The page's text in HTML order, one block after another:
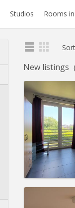
Studios Rooms
Sort
New listings
Practical
Rent:620 €
Charges:150
Duration:12
Domiciliation: